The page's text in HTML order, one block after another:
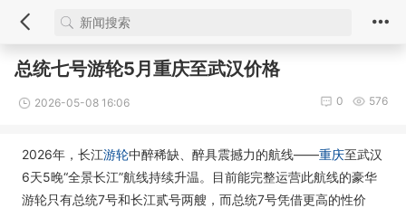
总统七号游轮5月重庆至武汉价格
2026-05-08 16:06 576
0
2026年，长江游轮中醉稀缺、醉具震撼力的航线——重庆至武汉
6天5晚“全景长江”航线持续升温。目前能完整运营此航线的豪华
游轮只有总统7号和长江贰号两艘，而总统7号凭借更高的性价